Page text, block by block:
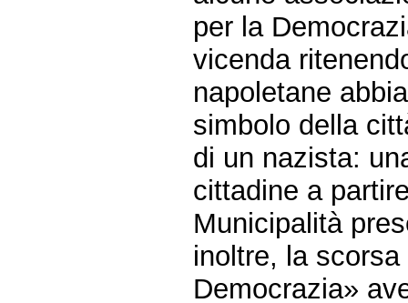
per la
vicenda
napoletane
simbolo della
di un nazista:
cittadine a
Municipalità
inoltre, la
Democrazia»